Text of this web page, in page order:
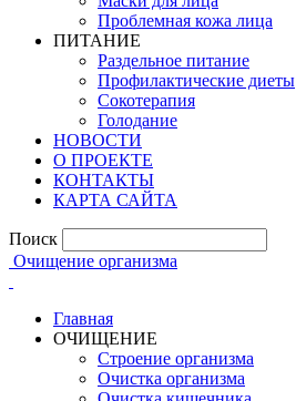
Проблемная кожа лица
ПИТАНИЕ
Раздельное питание
Профилактические диеты
Сокотерапия
Голодание
НОВОСТИ
О ПРОЕКТЕ
КОНТАКТЫ
КАРТА САЙТА
Поиск
Очищение организма
Главная
ОЧИЩЕНИЕ
Строение организма
Очистка организма